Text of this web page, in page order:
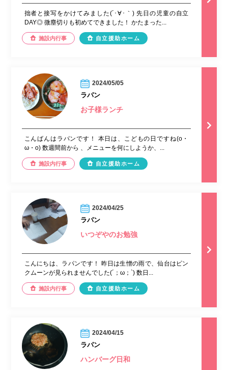
拙者と接写をかけてみました(´･∀･｀) 先日の児童の自立
DAY◎ 微塵切りも初めてできました！ かたまった...
施設内行事 自立援助ホーム
2024/05/05
ラパン
お子様ランチ
こんばんはラパンです！ 本日は、こどもの日ですね(o・
ω・o) 数週間前から 、メニューを何にしようか、...
施設内行事 自立援助ホーム
2024/04/25
ラパン
いつぞやのお勉強
こんにちは、ラパンです！ 昨日は生憎の雨で、仙台はピン
クムーンが見られませんでした(´；ω；`) 数日...
施設内行事 自立援助ホーム
2024/04/15
ラパン
ハンバーグ日和